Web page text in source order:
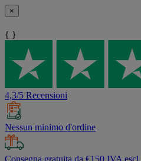
×
{ }
4,3/5 Recensioni
Nessun minimo d'ordine